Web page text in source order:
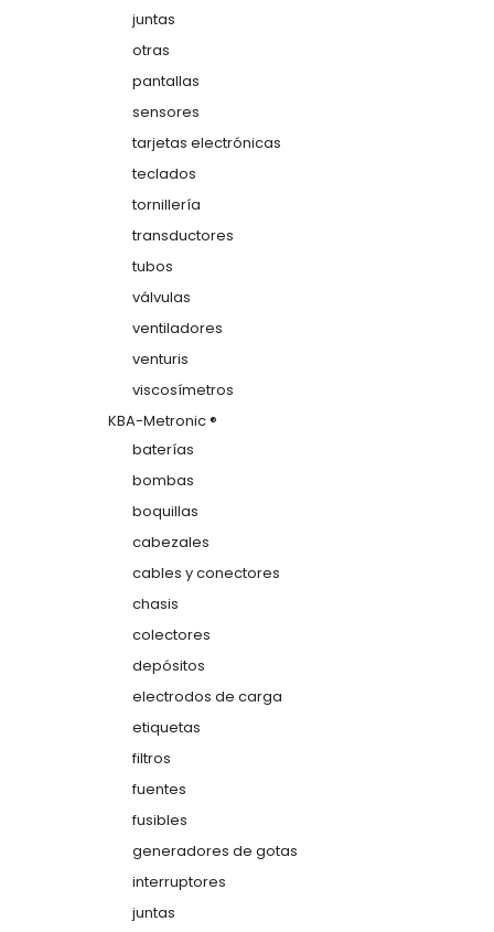
juntas
otras
pantallas
sensores
tarjetas electrónicas
teclados
tornillería
transductores
tubos
válvulas
ventiladores
venturis
viscosímetros
KBA-Metronic ®
baterías
bombas
boquillas
cabezales
cables y conectores
chasis
colectores
depósitos
electrodos de carga
etiquetas
filtros
fuentes
fusibles
generadores de gotas
interruptores
juntas